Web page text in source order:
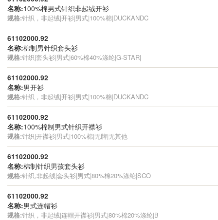
名称:100%棉男式针织非起绒开衫
规格:针织，非起绒|开衫|男式|100%棉|DUCKANDC
61102000.92
名称:棉制男针织套头衫
规格:针织|套头衫|男式|60%棉40%涤纶|G-STAR|
61102000.92
名称:男开衫
规格:针织，非起绒|开衫|男式|100%棉|DUCKANDC
61102000.92
名称:100%棉制男式针织开襟衫
规格:针织|开襟衫|男式|100%棉|无牌|无其他
61102000.92
名称:棉制针织男孩套头衫
规格:针织,非起绒|套头衫|男式|80%棉20%涤纶|SCO
61102000.92
名称:男式连帽衫
规格:针织，非起绒|连帽开襟衫|男式|80%棉20%涤纶|B